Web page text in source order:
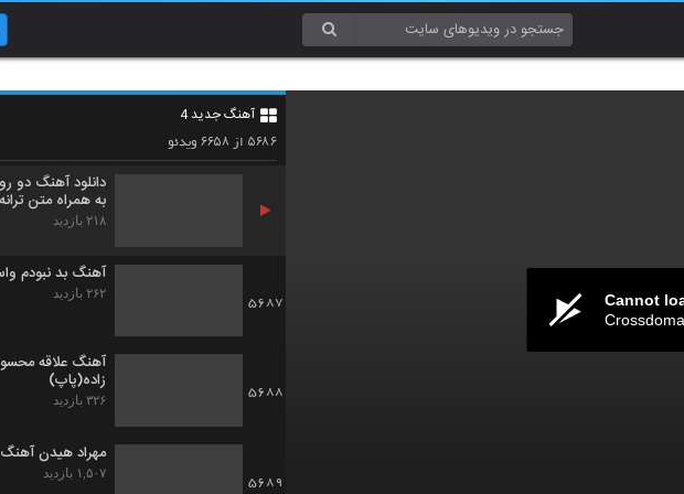
Cannot
آهنگ جدید 4
۵۶۸۶ از ۶۶۵۸ویدئو
5685
دانلود آهنگ
دانلود آهنگ دو
به همراه متن ترانه
۲۱۸ بازدید
5687
آهنگ بد نبودم
۲۶۲ بازدید
5688
آهنگ علاقه
زاده(پاپ)
۳۲۶ بازدید
5689
مهراد هیدن
۱,۵۰۷ بازدید